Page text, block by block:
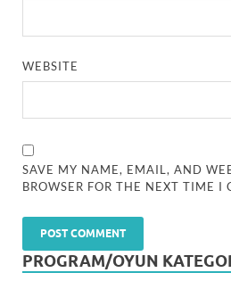
WEBSITE
SAVE MY NAME, EMAIL, AND
BROWSER FOR THE NEXT TIME I
PROGRAM/OYUN